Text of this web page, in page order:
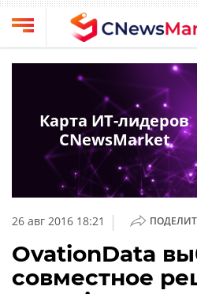
Выбрать
провайдера
Компании
обзоры
кабинет
О
CNews
Конференции
Техника
26 авг 2016 18:21 |
OvationData
совместное
Карта ИТ-лидеров
CNewsMarket